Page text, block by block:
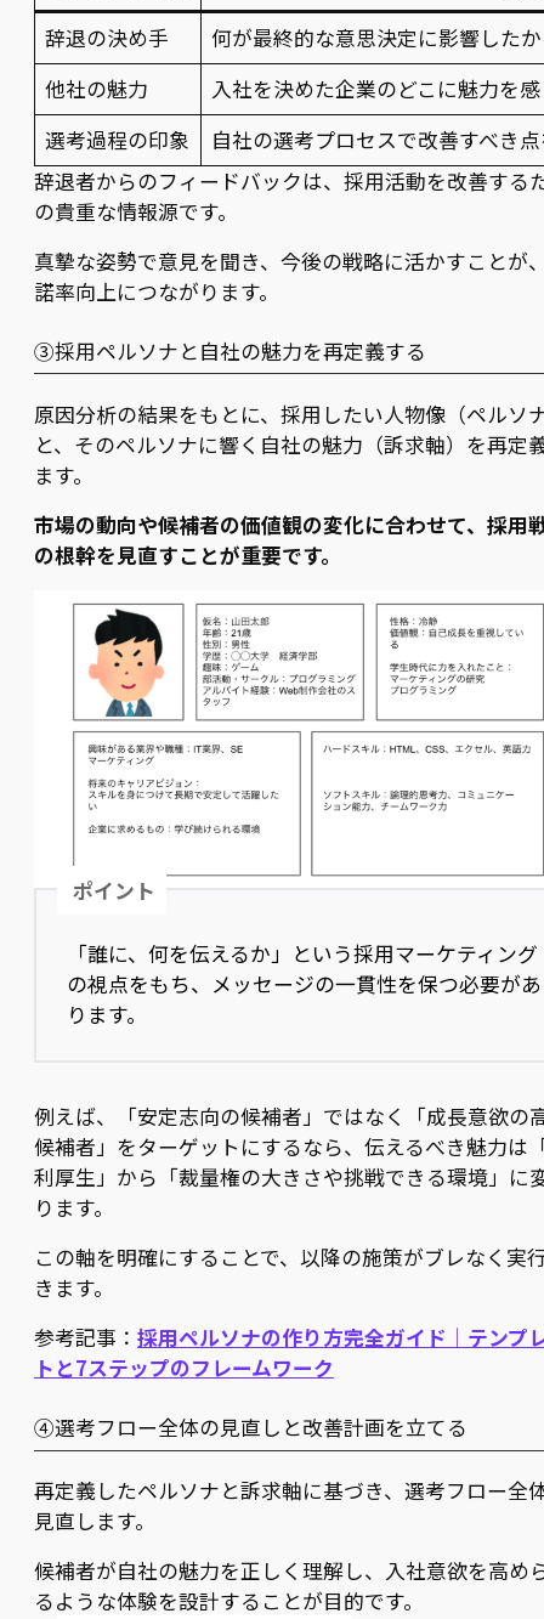
辞退の決め手
何が最終的な意思決定に影響した
他社の魅力
入社を決めた企業のどこに魅力を
選考過程の印象
自社の選考プロセスで改善すべき
辞退者からのフィードバックは、採用活動を改善する
の貴重な情報源です。
真摯な姿勢で意見を聞き、今後の戦略に活かすことが
諾率向上につながります。
③採用ペルソナと自社の魅力を再定義する
原因分析の結果をもとに、採用したい人物像（ペルソ
と、そのペルソナに響く自社の魅力（訴求軸）を再定
ます。
市場の動向や候補者の価値観の変化に合わせて、採用
の根幹を見直すことが重要です。
ポイント
「誰に、何を伝えるか」という採用マーケティング
の視点をもち、メッセージの一貫性を保つ必要があ
ります。
例えば、「安定志向の候補者」ではなく「成長意欲の
候補者」をターゲットにするなら、伝えるべき魅力は
利厚生」から「裁量権の大きさや挑戦できる環境」に
ります。
この軸を明確にすることで、以降の施策がブレなく実
きます。
参考記事： 採用ペルソナの作り方完全ガイド｜テンプ
トと7ステップのフレームワーク
④選考フロー全体の見直しと改善計画を立てる
再定義したペルソナと訴求軸に基づき、選考フロー全
見直します。
候補者が自社の魅力を正しく理解し、入社意欲を高め
るような体験を設計することが目的です。